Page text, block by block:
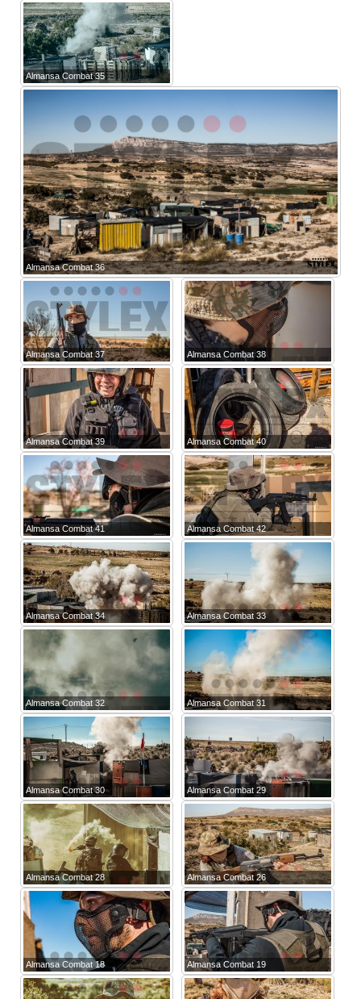
Almansa Combat 35
Almansa Combat 36
Almansa Combat 37 Almansa Combat 38
Almansa Combat 39 Almansa Combat 40
Almansa Combat 41 Almansa Combat 42
Almansa Combat 34 Almansa Combat 33
Almansa Combat 32 Almansa Combat 31
Almansa Combat 30 Almansa Combat 29
Almansa Combat 28 Almansa Combat 26
Almansa Combat 18 Almansa Combat 19